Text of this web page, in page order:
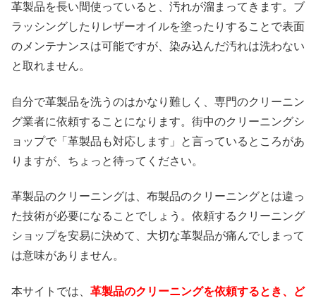
革製品を長い間使っていると、汚れが溜まってきます。ブ
ラッシングしたりレザーオイルを塗ったりすることで表面
のメンテナンスは可能ですが、染み込んだ汚れは洗わない
と取れません。
自分で革製品を洗うのはかなり難しく、専門のクリーニン
グ業者に依頼することになります。街中のクリーニングシ
ョップで「革製品も対応します」と言っているところがあ
りますが、ちょっと待ってください。
革製品のクリーニングは、布製品のクリーニングとは違っ
た技術が必要になることでしょう。依頼するクリーニング
ショップを安易に決めて、大切な革製品が痛んでしまって
は意味がありません。
本サイトでは、 革製品のクリーニングを依頼するとき、ど